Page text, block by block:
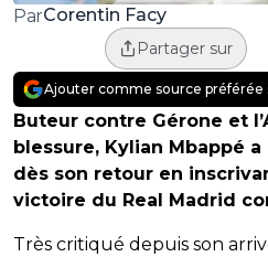
ParCorentin Facy
Partager sur
Ajouter comme source préférée
Buteur contre Gérone et
blessure, Kylian Mbappé
dès son retour en
victoire du Real Madrid
Très critiqué depuis son